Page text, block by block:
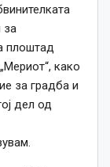
за
плоштад
како
за градба и
дел од